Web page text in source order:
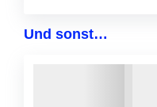
Und sonst…